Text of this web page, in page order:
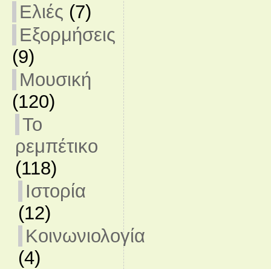
Ελιές (7)
Εξορμήσεις
(9)
Μουσική
(120)
Το
ρεμπέτικο
(118)
Ιστορία
(12)
Κοινωνιολογία
(4)